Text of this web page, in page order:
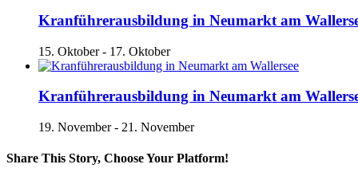
Kranführerausbildung in Neumarkt am
15. Oktober- 17. Oktober
Kranführerausbildung in Neumarkt am
19. November- 21. November
Share This Story, Choose Your Platform!